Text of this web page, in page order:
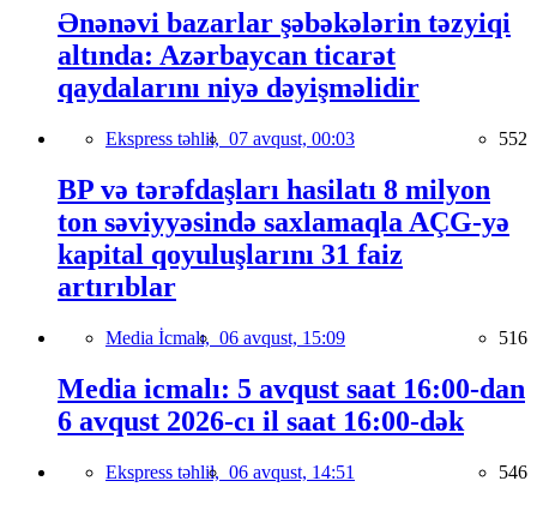
Ənənəvi bazarlar şəbəkələrin təzyiqi
altında: Azərbaycan ticarət
qaydalarını niyə dəyişməlidir
Ekspress təhlil, 07 avqust, 00:03 552
BP və tərəfdaşları hasilatı 8 milyon
ton səviyyəsində saxlamaqla AÇG-yə
kapital qoyuluşlarını 31 faiz
artırıblar
Media İcmalı, 06 avqust, 15:09 516
Media icmalı: 5 avqust saat 16:00-dan
6 avqust 2026-cı il saat 16:00-dək
Ekspress təhlil, 06 avqust, 14:51 546